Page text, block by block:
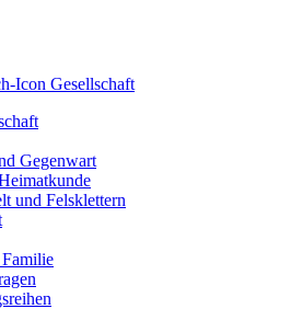
Gegenwart
und Felsklettern